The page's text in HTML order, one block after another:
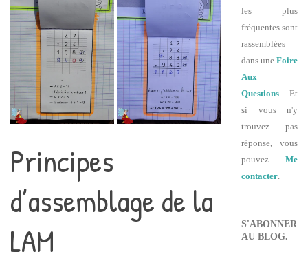
Principes
d’assemblage de la
LAM
les plus
fréquentes sont
rassemblées
dans une Foire
Aux
Questions . Et
si vous n'y
trouvez pas
réponse, vous
pouvez Me
contacter
S'ABONNER
AU BLOG.